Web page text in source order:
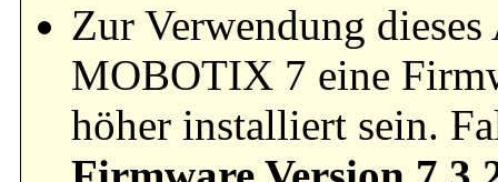
Zur Verwendung
MOBOTIX 7 eine
höher installiert sein.